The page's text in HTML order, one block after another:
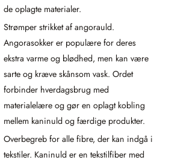
de oplagte materialer.
Strømper strikket af angorauld.
Angorasokker er populære for deres
ekstra varme og blødhed, men kan være
sarte og kræve skånsom vask. Ordet
forbinder hverdagsbrug med
materialelære og gør en oplagt kobling
mellem kaninuld og færdige produkter.
Overbegreb for alle fibre, der kan indgå i
tekstiler. Kaninuld er en tekstilfiber med